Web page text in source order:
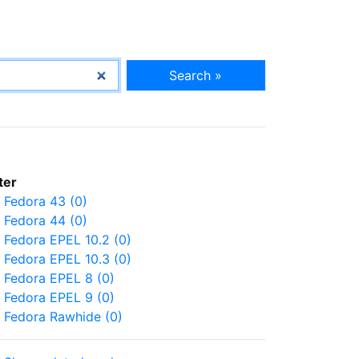
Search »
Fedora 43 (0)
Fedora 44 (0)
Fedora EPEL 10.2 (0)
Fedora EPEL 10.3 (0)
Fedora EPEL 8 (0)
Fedora EPEL 9 (0)
Fedora Rawhide (0)